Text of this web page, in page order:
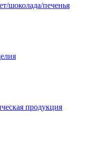
шоколада/печенья
продукция